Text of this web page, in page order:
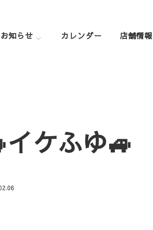
お知らせ カレンダー 店舗情報
イケふゆ🚙